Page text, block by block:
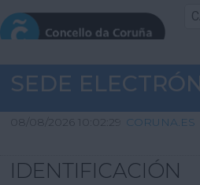
INICIO
INICIO
SEDE
08/08/2026 10:02:29 CORUNA.ES
IDENTIFICACIÓN